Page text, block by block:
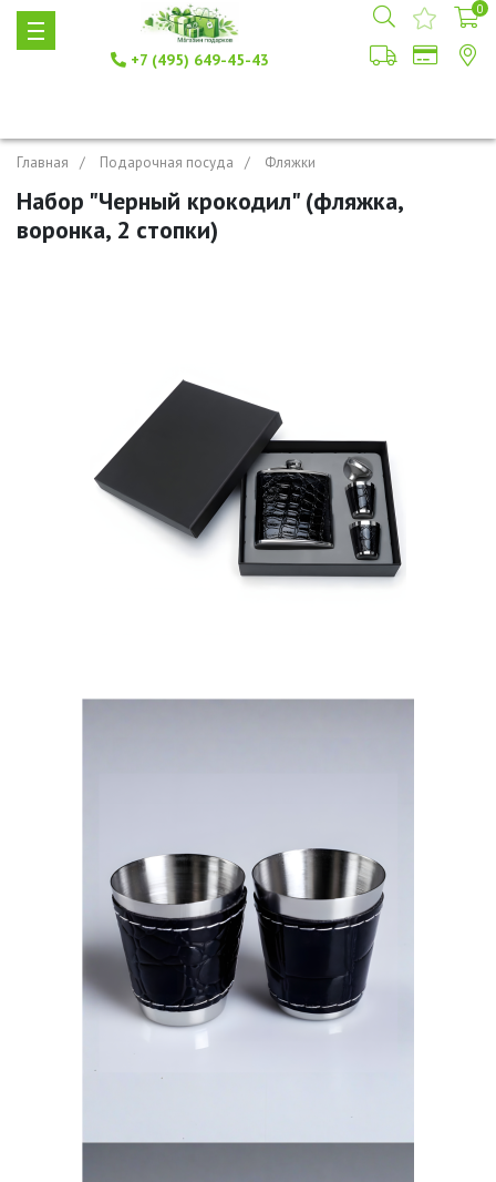
+7 (495) 649-45-43
0
Главная Подарочная посуда Фляжки
Набор "Черный крокодил" (фляжка,
воронка, 2 стопки)